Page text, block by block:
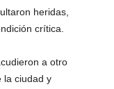
heridas,
crítica.
a otro
la ciudad y